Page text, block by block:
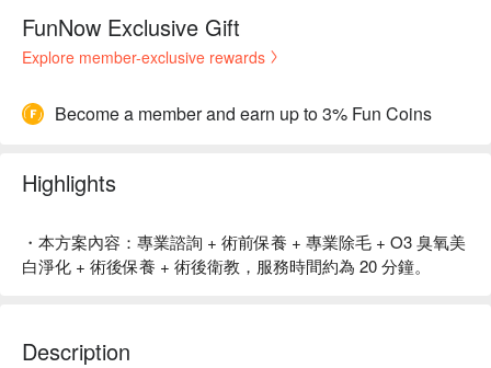
FunNow Exclusive Gift
Explore member-exclusive rewards
Become a member and earn up to 3% Fun Coins
Highlights
・本方案內容：專業諮詢 + 術前保養 + 專業除毛 + O3 臭氧美
白淨化 + 術後保養 + 術後衛教，服務時間約為 20 分鐘。
Description